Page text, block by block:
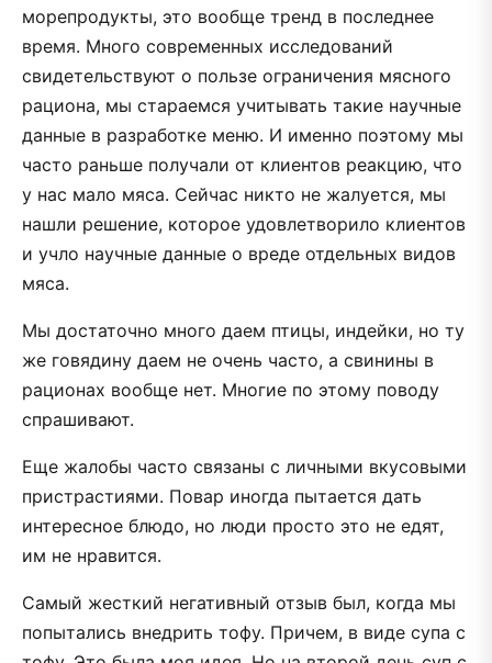
морепродукты, это вообще тренд в последнее
время. Много современных исследований
свидетельствуют о пользе ограничения мясного
рациона, мы стараемся учитывать такие научные
данные в разработке меню. И именно поэтому мы
часто раньше получали от клиентов реакцию, что
у нас мало мяса. Сейчас никто не жалуется, мы
нашли решение, которое удовлетворило клиентов
и учло научные данные о вреде отдельных видов
мяса.
Мы достаточно много даем птицы, индейки, но ту
же говядину даем не очень часто, а свинины в
рационах вообще нет. Многие по этому поводу
спрашивают.
Еще жалобы часто связаны с личными вкусовыми
пристрастиями. Повар иногда пытается дать
интересное блюдо, но люди просто это не едят,
им не нравится.
Самый жесткий негативный отзыв был, когда мы
попытались внедрить тофу. Причем, в виде супа с